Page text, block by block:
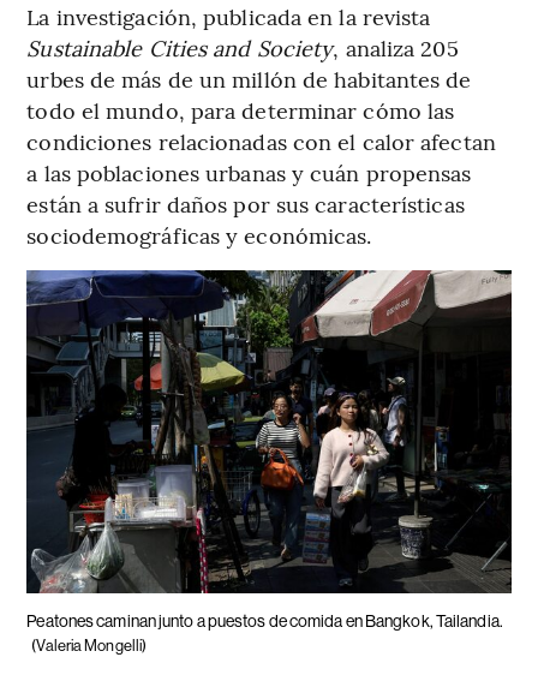
La investigación, publicada en la revista
Sustainable Cities and Society, analiza 205
urbes de más de un millón de habitantes de
todo el mundo, para determinar cómo las
condiciones relacionadas con el calor afectan
a las poblaciones urbanas y cuán propensas
están a sufrir daños por sus características
sociodemográficas y económicas.
Peatones caminan junto a puestos de comida en Bangkok, Tailandia.
(Valeria Mongelli)